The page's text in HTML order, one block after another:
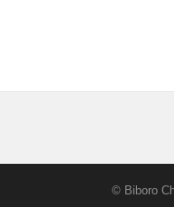
© Biboro